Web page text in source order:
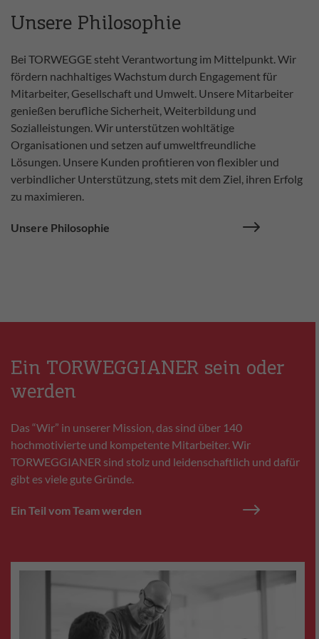
Unsere Philosophie
Bei TORWEGGE steht Verantwortung im Mittelpunkt. Wir
fördern nachhaltiges Wachstum durch Engagement für
Mitarbeiter, Gesellschaft und Umwelt. Unsere Mitarbeiter
genießen berufliche Sicherheit, Weiterbildung und
Sozialleistungen. Wir unterstützen wohltätige
Organisationen und setzen auf umweltfreundliche
Lösungen. Unsere Kunden profitieren von flexibler und
verbindlicher Unterstützung, stets mit dem Ziel, ihren Erfolg
zu maximieren.
Unsere Philosophie
Ein TORWEGGIANER sein oder
werden
Das “Wir” in unserer Mission, das sind über 140
hochmotivierte und kompetente Mitarbeiter. Wir
TORWEGGIANER sind stolz und leidenschaftlich und dafür
gibt es viele gute Gründe.
Ein Teil vom Team werden